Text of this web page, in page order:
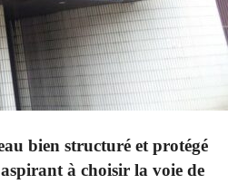
bien structuré et protégé
à choisir la voie de